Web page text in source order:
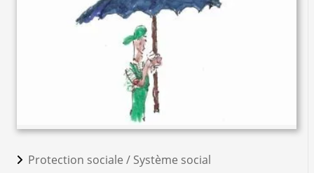
Protection sociale / Système social